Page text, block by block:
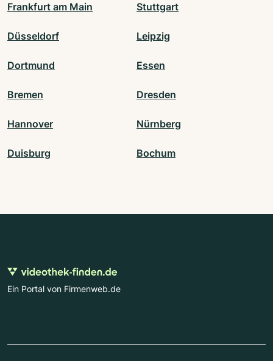
Frankfurt am Main Stuttgart
Düsseldorf Leipzig
Dortmund Essen
Bremen Dresden
Hannover Nürnberg
Duisburg Bochum
Ein Portal von Firmenweb.de